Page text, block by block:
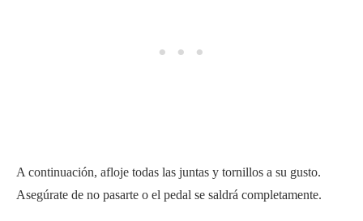
A continuación, afloje todas las juntas y tornillos a su gusto.
Asegúrate de no pasarte o el pedal se saldrá completamente.